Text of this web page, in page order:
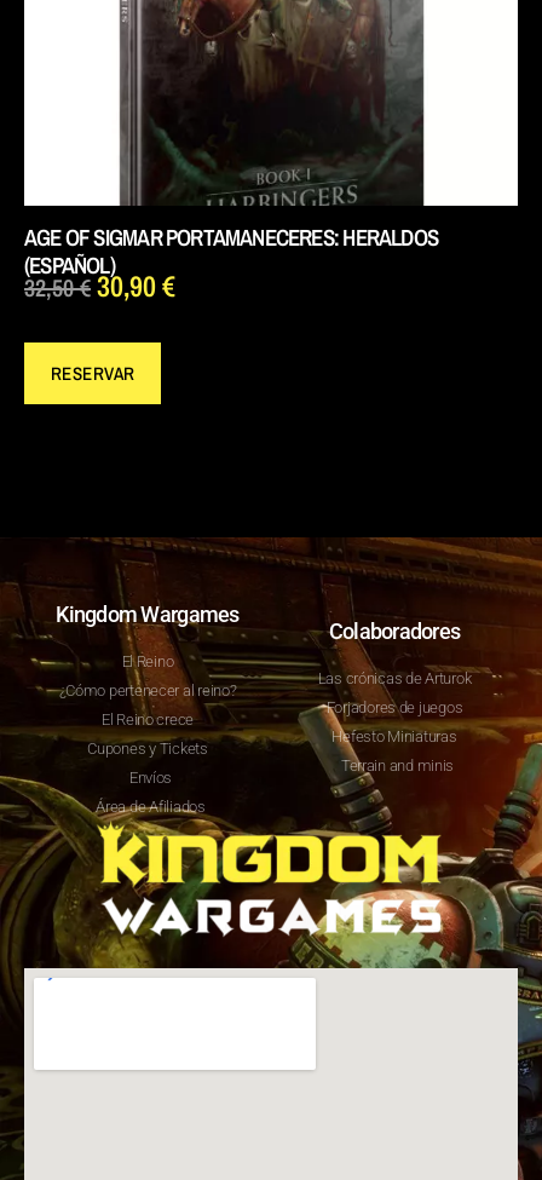
AGE OF SIGMAR PORTAMANECERES: HERALDOS
(ESPAÑOL)
32,50€30,90€
RESERVAR
Kingdom Wargames
El Reino
¿Cómo pertenecer al reino?
El Reino crece
Cupones y Tickets
Envíos
Área de Afiliados
Colaboradores
Las crónicas de Arturok
Forjadores de juegos
Hefesto Miniaturas
Terrain and minis